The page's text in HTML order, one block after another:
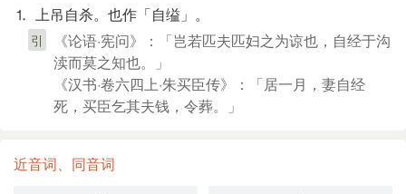
⒈ 上吊自杀。也作「自缢」。
引
《论语·宪问》：「岂若匹夫匹妇之为谅也，自经于沟
渎而莫之知也。」
《汉书·卷六四上·朱买臣传》：「居一月，妻自经
死，买臣乞其夫钱，令葬。」
近音词、同音词